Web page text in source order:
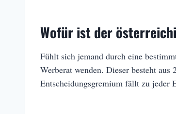
Wofür ist der
Fühlt sich jemand durch eine
Werberat wenden. Dieser besteht
Entscheidungsgremium fällt zu jeder